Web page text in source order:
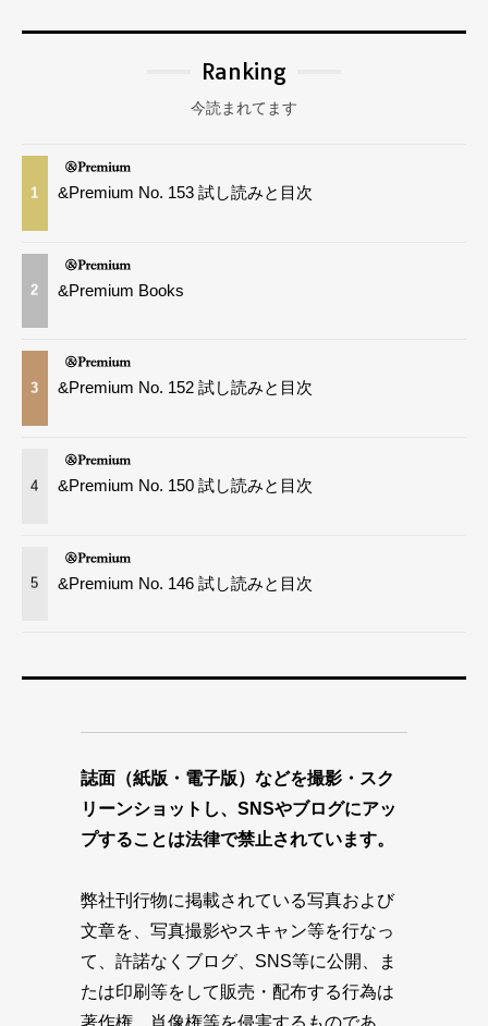
Ranking
今読まれてます
1 &Premium No. 153 試し読みと目次
2 &Premium Books
3 &Premium No. 152 試し読みと目次
4 &Premium No. 150 試し読みと目次
5 &Premium No. 146 試し読みと目次
誌面（紙版・電子版）などを撮影・スク
リーンショットし、SNSやブログにアッ
プすることは法律で禁止されています。
弊社刊行物に掲載されている写真および
文章を、写真撮影やスキャン等を行なっ
て、許諾なくブログ、SNS等に公開、ま
たは印刷等をして販売・配布する行為は